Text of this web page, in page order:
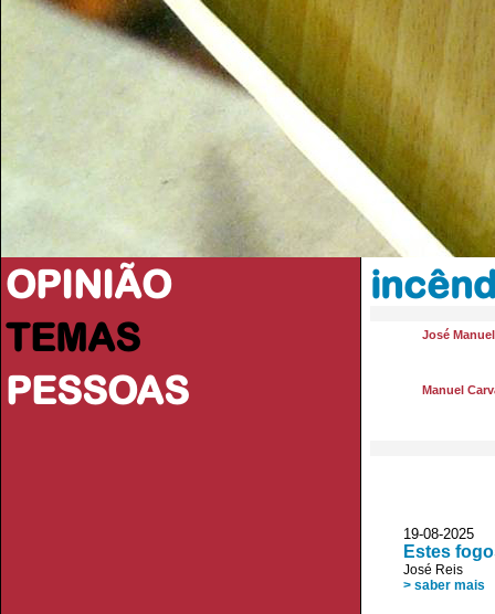
OPINIÃO
TEMAS
PESSOAS
José
Manuel
19-08-
Estes
José Reis
> saber mais